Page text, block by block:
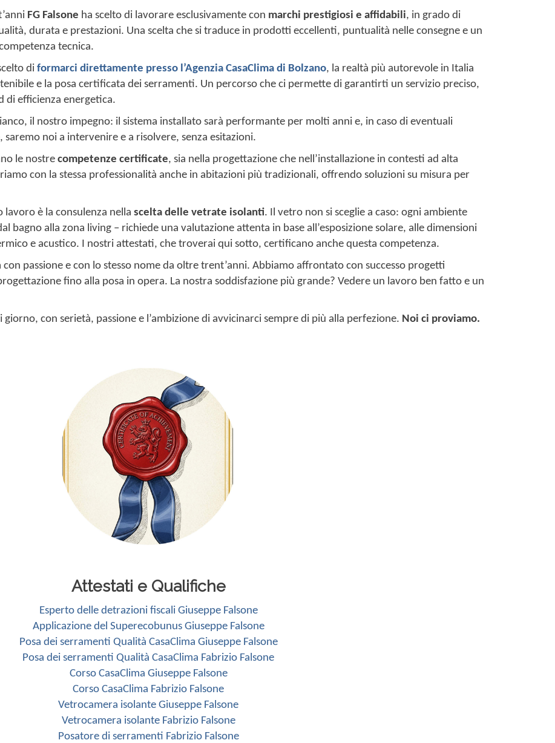
FG Falsone ha scelto di lavorare esclusivamente con marchi prestigiosi e affidabili, in grado di
durata e prestazioni. Una scelta che si traduce in prodotti eccellenti, puntualità nelle consegne e un
tecnica.
di formarci direttamente presso l’Agenzia CasaClima di Bolzano, la realtà più autorevole in Italia
e la posa certificata dei serramenti. Un percorso che ci permette di garantirti un servizio preciso,
di efficienza energetica.
il nostro impegno: il sistema installato sarà performante per molti anni e, in caso di eventuali
noi a intervenire e a risolvere, senza esitazioni.
le nostre competenze certificate, sia nella progettazione che nell’installazione in contesti ad alta
con la stessa professionalità anche in abitazioni più tradizionali, offrendo soluzioni su misura per
è la consulenza nella scelta delle vetrate isolanti. Il vetro non si sceglie a caso: ogni ambiente
bagno alla zona living – richiede una valutazione attenta in base all’esposizione solare, alle dimensioni
e acustico. I nostri attestati, che troverai qui sotto, certificano anche questa competenza.
passione e con lo stesso nome da oltre trent’anni. Abbiamo affrontato con successo progetti
fino alla posa in opera. La nostra soddisfazione più grande? Vedere un lavoro ben fatto e un
con serietà, passione e l’ambizione di avvicinarci sempre di più alla perfezione. Noi ci proviamo.
Attestati e Qualifiche
Esperto delle detrazioni fiscali Giuseppe Falsone
Applicazione del Superecobunus Giuseppe Falsone
Posa dei serramenti Qualità CasaClima Giuseppe Falsone
Posa dei serramenti Qualità CasaClima Fabrizio Falsone
Corso CasaClima Giuseppe Falsone
Corso CasaClima Fabrizio Falsone
Vetrocamera isolante Giuseppe Falsone
Vetrocamera isolante Fabrizio Falsone
Posatore di serramenti Fabrizio Falsone